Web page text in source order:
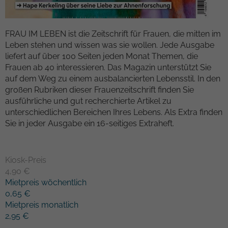
FRAU IM LEBEN ist die Zeitschrift für Frauen, die mitten im
Leben stehen und wissen was sie wollen. Jede Ausgabe
liefert auf über 100 Seiten jeden Monat Themen, die
Frauen ab 40 interessieren. Das Magazin unterstützt Sie
auf dem Weg zu einem ausbalancierten Lebensstil. In den
großen Rubriken dieser Frauenzeitschrift finden Sie
ausführliche und gut recherchierte Artikel zu
unterschiedlichen Bereichen Ihres Lebens. Als Extra finden
Sie in jeder Ausgabe ein 16-seitiges Extraheft.
Kiosk-Preis
4,90 €
Mietpreis wöchentlich
0,65 €
Mietpreis monatlich
2,95 €
Laufzeit 1 Woche
Zweck
Dieses Cookie ist ein Standard-Session-
Cookie von TYPO3. Es speichert im Falle
eines Benutzer-Logins die Session-ID. So
kann der eingeloggte Benutzer
wiedererkannt werden und es wird ihm
Zugang zu geschützten Bereichen
gewährt.
Name
Anbieter TYPO3
Laufzeit 1 Monat
Kampagnendaten zu berechnen und die
Nutzung der Website für den
Analysebericht der Website zu verfolgen.
Die Cookies speichern Informationen
anonym und weisen eine randoly
generierte Nummer zu, um eindeutige
Besucher zu identifizieren.
Name _gid
installiert. Das Cookie wird verwendet,
wie Besucher eine Website nutzen, und